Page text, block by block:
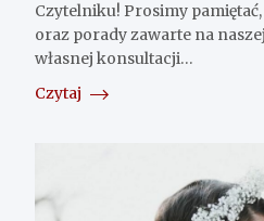
Czytelniku! Prosimy
oraz porady zawarte na
własnej konsultacji…
Czytaj